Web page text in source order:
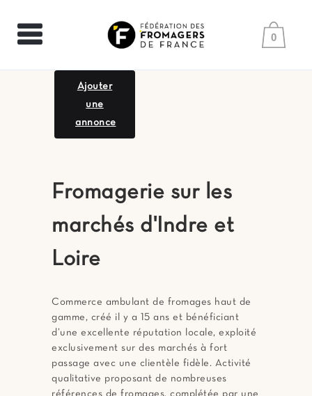
0
Ajouter
une
annonce
Fromagerie sur les
marchés d'Indre et
Loire
Commerce ambulant de fromages haut de
gamme, créé il y a 15 ans et bénéficiant
d’une excellente réputation locale, exploité
exclusivement sur des marchés à fort
passage avec une clientèle fidèle. Activité
qualitative proposant de nombreuses